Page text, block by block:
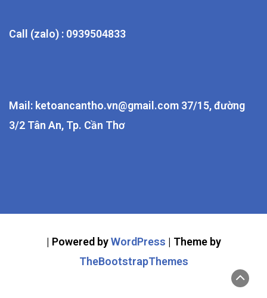
Call (zalo) : 0939504833
Mail: ketoancantho.vn@gmail.com 37/15, đường
3/2 Tân An, Tp. Cần Thơ
| Powered byWordPress | Theme by
TheBootstrapThemes